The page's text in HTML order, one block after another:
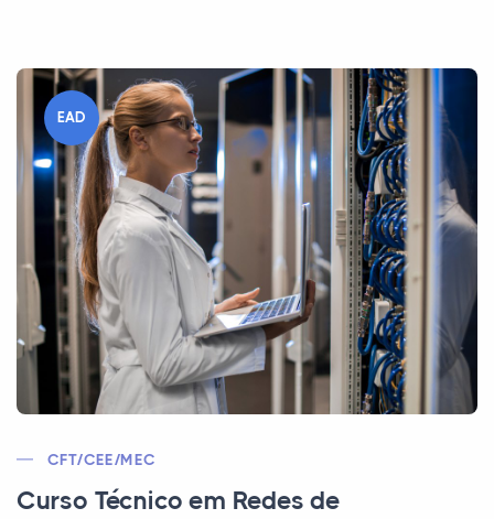
EAD
CFT/CEE/MEC
Curso Técnico em Redes de